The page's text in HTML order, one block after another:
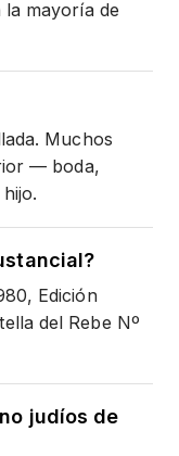
mayoría de
Muchos
— boda,
Edición
del Rebe Nº
judíos de